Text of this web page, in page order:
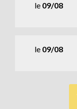
le 09/08
le 09/08